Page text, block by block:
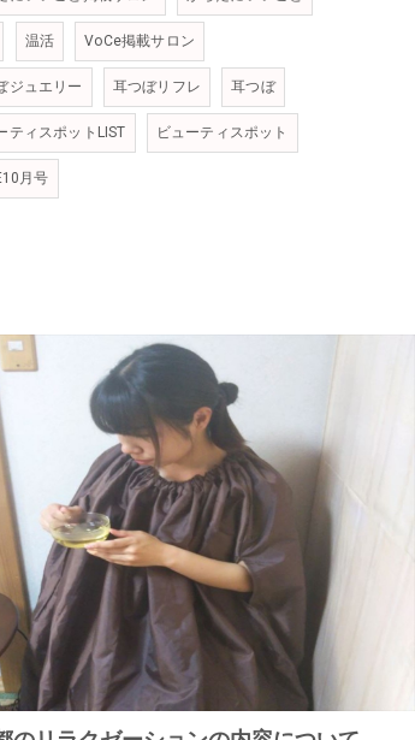
温活 VoCe掲載サロン
ジュエリー 耳つぼリフレ 耳つぼ
ティスポットLIST ビューティスポット
月号